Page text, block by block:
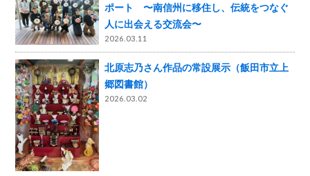
ポート 〜南信州に移住し、伝統をつなぐ
人に出会える交流会〜
2026.03.11
北原志乃さん作品の常設展示（飯田市立上
郷図書館）
2026.03.02